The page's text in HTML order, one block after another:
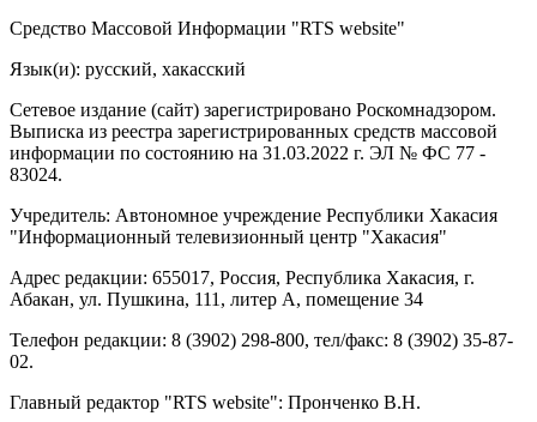
Средство Массовой Информации "RTS website"
Язык(и): русский, хакасский
Сетевое издание (сайт) зарегистрировано Роскомнадзором.
Выписка из реестра зарегистрированных средств массовой
информации по состоянию на 31.03.2022 г. ЭЛ № ФС 77 -
83024.
Учредитель: Автономное учреждение Республики Хакасия
"Информационный телевизионный центр "Хакасия"
Адрес редакции: 655017, Россия, Республика Хакасия, г.
Абакан, ул. Пушкина, 111, литер А, помещение 34
Телефон редакции: 8 (3902) 298-800, тел/факс: 8 (3902) 35-87-
02.
Главный редактор "RTS website": Пронченко В.Н.